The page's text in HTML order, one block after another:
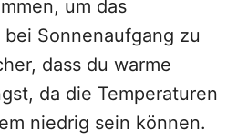
um das
Sonnenaufgang zu
dass du warme
da die Temperaturen
niedrig sein können.